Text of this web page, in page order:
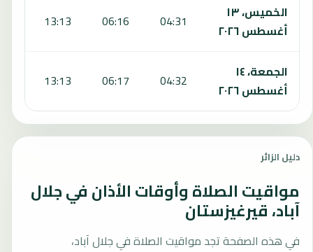
الخميس، ١٣
أغسطس ٢٠٢٦
04:31
06:16
13:13
الجمعة، ١٤
أغسطس ٢٠٢٦
04:32
06:17
13:13
دليل الزائر
مواقيت الصلاة وأوقات الأذان في جلال
آباد، قيرغيزستان
في هذه الصفحة تجد مواقيت الصلاة في جلال آباد،